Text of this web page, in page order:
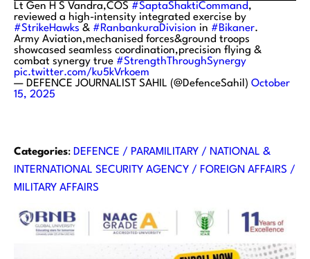
Lt Gen H S Vandra,COS #SaptaShaktiCommand,
reviewed a high-intensity integrated exercise by
#StrikeHawks & #RanbankuraDivision in #Bikaner.
Army Aviation,mechanised forces&ground troops
showcased seamless coordination,precision flying &
combat synergy true #StrengthThroughSynergy
pic.twitter.com/ku5kVrkoem
— DEFENCE JOURNALIST SAHIL (@DefenceSahil) October
15, 2025
Categories: DEFENCE / PARAMILITARY / NATIONAL &
INTERNATIONAL SECURITY AGENCY / FOREIGN AFFAIRS /
MILITARY AFFAIRS